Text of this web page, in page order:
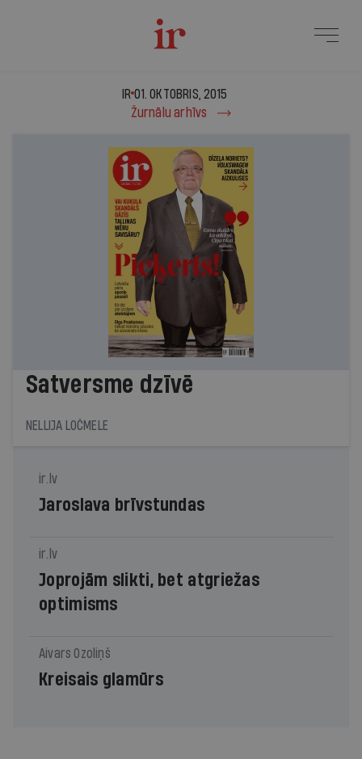
IR - 01. oktobris, 2015
IR 01. OKTOBRIS, 2015
Žurnālu arhīvs
Satversme dzīvē
NELLIJA LOČMELE
ir.lv
Jaroslava brīvstundas
ir.lv
Joprojām slikti, bet atgriežas
optimisms
Aivars Ozoliņš
Kreisais glamūrs